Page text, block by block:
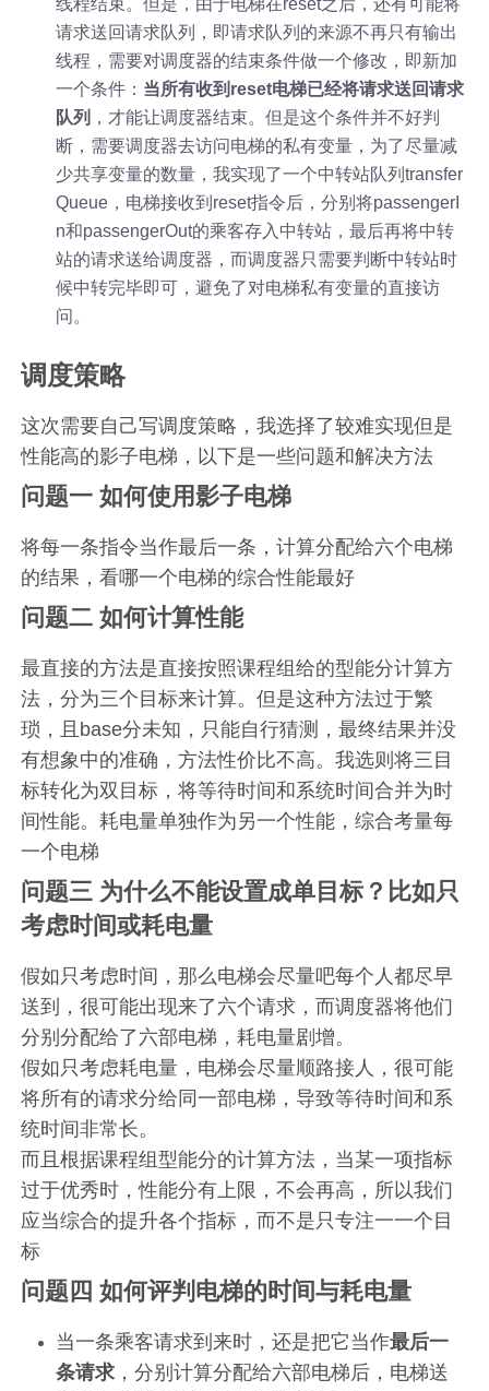
线程结束。但是，由于电梯在reset之后，还有可能将
请求送回请求队列，即请求队列的来源不再只有输出
线程，需要对调度器的结束条件做一个修改，即新加
一个条件： 当所有收到reset电梯已经将请求送回请求
队列 ，才能让调度器结束。但是这个条件并不好判
断，需要调度器去访问电梯的私有变量，为了尽量减
少共享变量的数量，我实现了一个中转站队列transfer
Queue，电梯接收到reset指令后，分别将passengerI
n和passengerOut的乘客存入中转站，最后再将中转
站的请求送给调度器，而调度器只需要判断中转站时
候中转完毕即可，避免了对电梯私有变量的直接访
问。
调度策略
这次需要自己写调度策略，我选择了较难实现但是
性能高的影子电梯，以下是一些问题和解决方法
问题一 如何使用影子电梯
将每一条指令当作最后一条，计算分配给六个电梯
的结果，看哪一个电梯的综合性能最好
问题二 如何计算性能
最直接的方法是直接按照课程组给的型能分计算方
法，分为三个目标来计算。但是这种方法过于繁
琐，且base分未知，只能自行猜测，最终结果并没
有想象中的准确，方法性价比不高。我选则将三目
标转化为双目标，将等待时间和系统时间合并为时
间性能。耗电量单独作为另一个性能，综合考量每
一个电梯
问题三 为什么不能设置成单目标？比如只
考虑时间或耗电量
假如只考虑时间，那么电梯会尽量吧每个人都尽早
送到，很可能出现来了六个请求，而调度器将他们
分别分配给了六部电梯，耗电量剧增。
假如只考虑耗电量，电梯会尽量顺路接人，很可能
将所有的请求分给同一部电梯，导致等待时间和系
统时间非常长。
而且根据课程组型能分的计算方法，当某一项指标
过于优秀时，性能分有上限，不会再高，所以我们
应当综合的提升各个指标，而不是只专注一一个目
标
问题四 如何评判电梯的时间与耗电量
当一条乘客请求到来时，还是把它当作最后一
条请求 ，分别计算分配给六部电梯后，电梯送